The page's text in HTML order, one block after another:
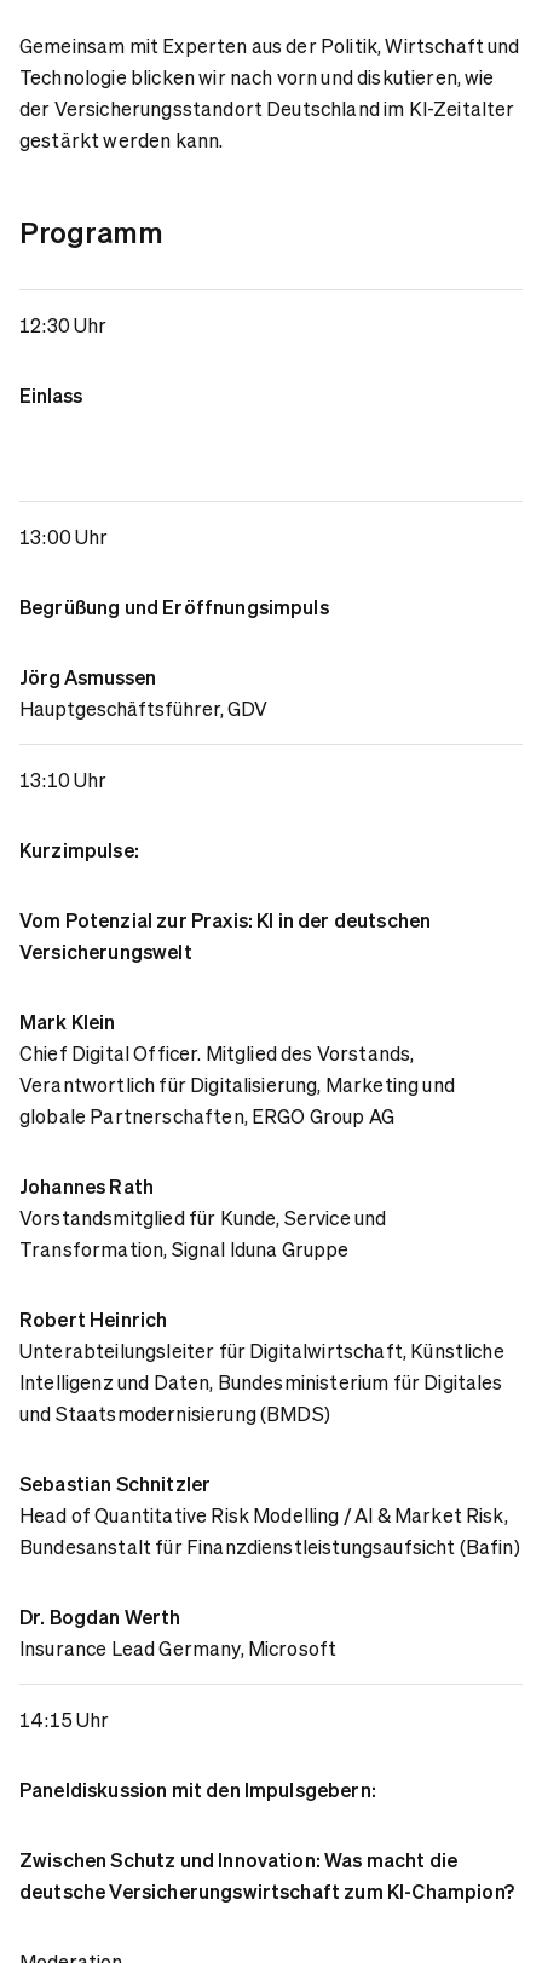
Gemeinsam mit Experten aus der Politik, Wirtschaft und
Technologie blicken wir nach vorn und diskutieren, wie
der Versicherungsstandort Deutschland im KI-Zeitalter
gestärkt werden kann.
Programm
12:30 Uhr
Einlass
13:00 Uhr
Begrüßung und Eröffnungsimpuls
Jörg Asmussen
Hauptgeschäftsführer, GDV
13:10 Uhr
Kurzimpulse:
Vom Potenzial zur Praxis: KI in der deutschen
Versicherungswelt
Mark Klein
Chief Digital Officer. Mitglied des Vorstands,
Verantwortlich für Digitalisierung, Marketing und
globale Partnerschaften, ERGO Group AG
Johannes Rath
Vorstandsmitglied für Kunde, Service und
Transformation, Signal Iduna Gruppe
Robert Heinrich
Unterabteilungsleiter für Digitalwirtschaft, Künstliche
Intelligenz und Daten, Bundesministerium für Digitales
und Staatsmodernisierung (BMDS)
Sebastian Schnitzler
Head of Quantitative Risk Modelling / AI & Market Risk,
Bundesanstalt für Finanzdienstleistungsaufsicht (Bafin)
Dr. Bogdan Werth
Insurance Lead Germany, Microsoft
14:15 Uhr
Paneldiskussion mit den Impulsgebern:
Zwischen Schutz und Innovation: Was macht die
deutsche Versicherungswirtschaft zum KI-Champion?